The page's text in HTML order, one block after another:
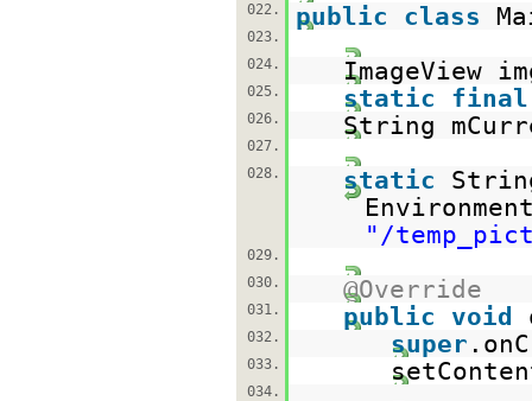
022.
public class
023.
024.
ImageView
025. static final
026. String
027.
028.
static
"/
029.
030.
@Override
031. public void
032. super
033.
034.